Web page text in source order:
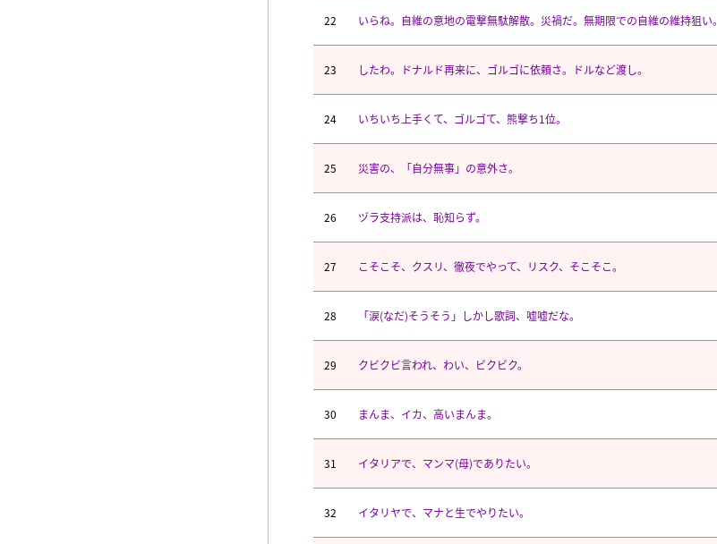
22 いらね。自維の意地の電撃無駄解散。災禍だ。無期限での自維の維持狙い。
23 したわ。ドナルド再来に、ゴルゴに依頼さ。ドルなど渡し。
24 いちいち上手くて、ゴルゴて、熊撃ち1位。
25 災害の、「自分無事」の意外さ。
26 ヅラ支持派は、恥知らず。
27 こそこそ、クスリ、徹夜でやって、リスク、そこそこ。
28 「涙(なだ)そうそう」しかし歌詞、嘘嘘だな。
29 クビクビ言われ、わい、ビクビク。
30 まんま、イカ、高いまんま。
31 イタリアで、マンマ(母)でありたい。
32 イタリヤで、マナと生でやりたい。